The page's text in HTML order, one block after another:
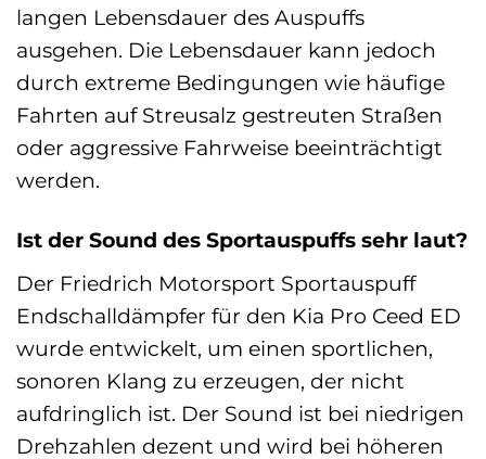
langen Lebensdauer des Auspuffs
ausgehen. Die Lebensdauer kann jedoch
durch extreme Bedingungen wie häufige
Fahrten auf Streusalz gestreuten Straßen
oder aggressive Fahrweise beeinträchtigt
werden.
Ist der Sound des Sportauspuffs sehr laut?
Der Friedrich Motorsport Sportauspuff
Endschalldämpfer für den Kia Pro Ceed ED
wurde entwickelt, um einen sportlichen,
sonoren Klang zu erzeugen, der nicht
aufdringlich ist. Der Sound ist bei niedrigen
Drehzahlen dezent und wird bei höheren